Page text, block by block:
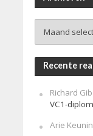
Recente
Richard
VC1-
Arie